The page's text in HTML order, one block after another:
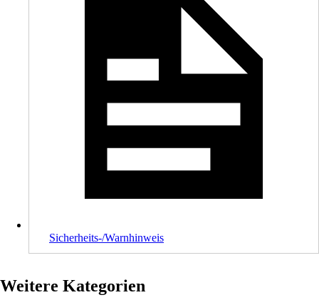
Sicherheits-/Warnhinweis
Weitere Kategorien